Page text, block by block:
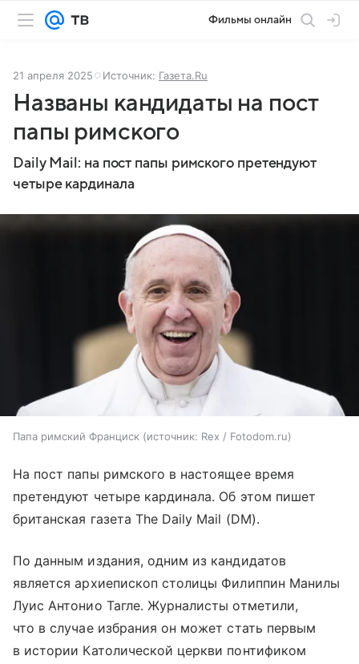
Фильмы онлайн
21 апреля 2025 Источник: Газета.Ru
Названы кандидаты на пост
папы римского
Daily Mail: на пост папы римского претендуют
четыре кардинала
Папа римский Франциск источник: Rex / Fotodom.ru
На пост папы римского в настоящее время
претендуют четыре кардинала. Об этом пишет
британская газета The Daily Mail (DM).
По данным издания, одним из кандидатов
является архиепископ столицы Филиппин Манилы
Луис Антонио Тагле. Журналисты отметили,
что в случае избрания он может стать первым
в истории Католической церкви понтификом